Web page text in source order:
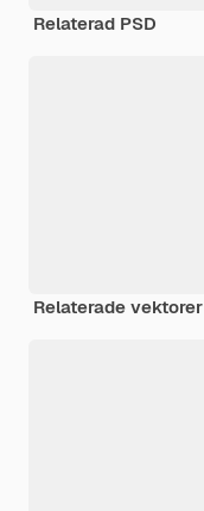
Relaterad PSD
Relaterade vektorer